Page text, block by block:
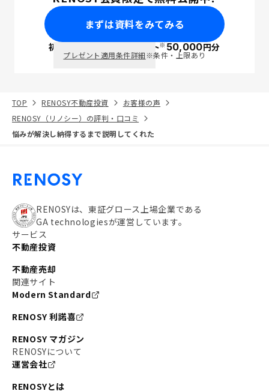
まずは資料をみてみる
初回面談で ポイント※50,000円分
プレゼント適用条件詳細※条件・上限あり
TOP RENOSY不動産投資
お客様の声
RENOSY（リノシー）の評判・口コミ
悩みが解決し納得するまで説明してくれた
RENOSYは、東証グロース上場企業である
GA technologiesが運営しています。
サービス
不動産投資
不動産売却
関連サイト
Modern Standard
RENOSY 利諾喜
RENOSY マガジン
RENOSYについて
運営会社
RENOSYとは